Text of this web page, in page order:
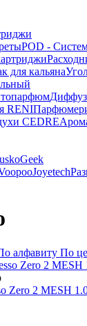
POD -
для кальяна
RENI
CEDRE
Geek
Joyetech
алфавиту По
Zero 2 MESH